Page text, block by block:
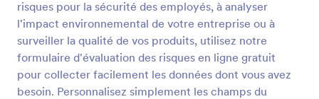
risques pour la sécurité des employés, à analyser
l'impact environnemental de votre entreprise ou à
surveiller la qualité de vos produits, utilisez notre
formulaire d'évaluation des risques en ligne gratuit
pour collecter facilement les données dont vous avez
besoin. Personnalisez simplement les champs du
télécharger leur photo.